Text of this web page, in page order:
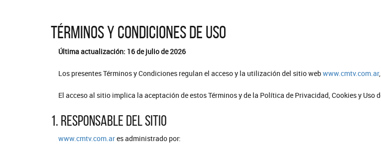
TÉRMINOS Y CONDICIONES DE USO
Última actualización: 16 de julio de 2026
Los presentes Términos y Condiciones regulan el acceso y la utilización del sitio webwww.cmtv.com.ar
El acceso al sitio implica la aceptación de estos Términos y de la Política de Privacidad, Cookies y Uso
1. Responsable del sitio
www.cmtv.com.ares administrado por: